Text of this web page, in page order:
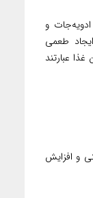
و
طعمی
عبارتند
و افزایش